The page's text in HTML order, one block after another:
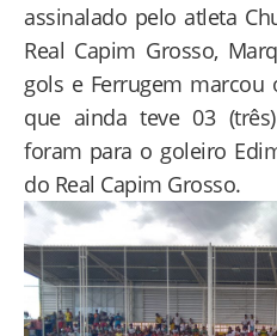
assinalado pelo atleta
Real Capim Grosso,
gols e Ferrugem
que ainda teve 03
foram para o goleiro
do Real Capim Grosso.